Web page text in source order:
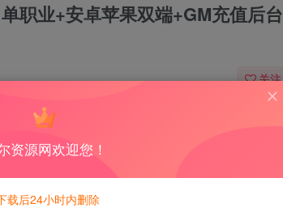
职业+安卓苹果双端+GM充值后台
关注
资源网欢迎您！
载后24小时内删除